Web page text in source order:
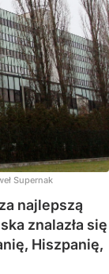
Supernak
najlepszą
znalazła się
Hiszpanię,